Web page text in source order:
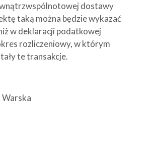
dostawy
taką można będzie wykazać
w deklaracji podatkowej
rozliczeniowy, w którym
te transakcje.